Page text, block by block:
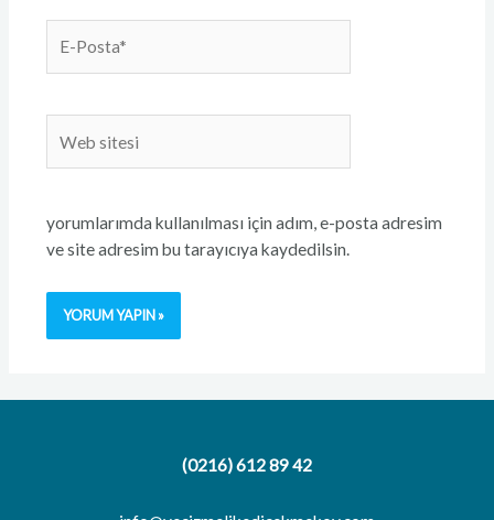
Posta*
sitesi
yorumlarımda kullanılması için adım, e-posta adresim
ve site adresim bu tarayıcıya kaydedilsin.
(0216) 612 89 42